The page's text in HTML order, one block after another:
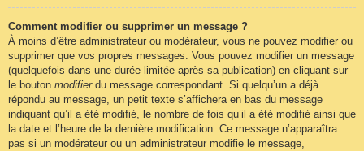
Comment modifier ou supprimer un message ?
À moins d’être administrateur ou modérateur, vous ne pouvez modifier ou
supprimer que vos propres messages. Vous pouvez modifier un message
(quelquefois dans une durée limitée après sa publication) en cliquant sur
le bouton modifierdu message correspondant. Si quelqu’un a déjà
répondu au message, un petit texte s’affichera en bas du message
indiquant qu’il a été modifié, le nombre de fois qu’il a été modifié ainsi que
la date et l’heure de la dernière modification. Ce message n’apparaîtra
pas si un modérateur ou un administrateur modifie le message,